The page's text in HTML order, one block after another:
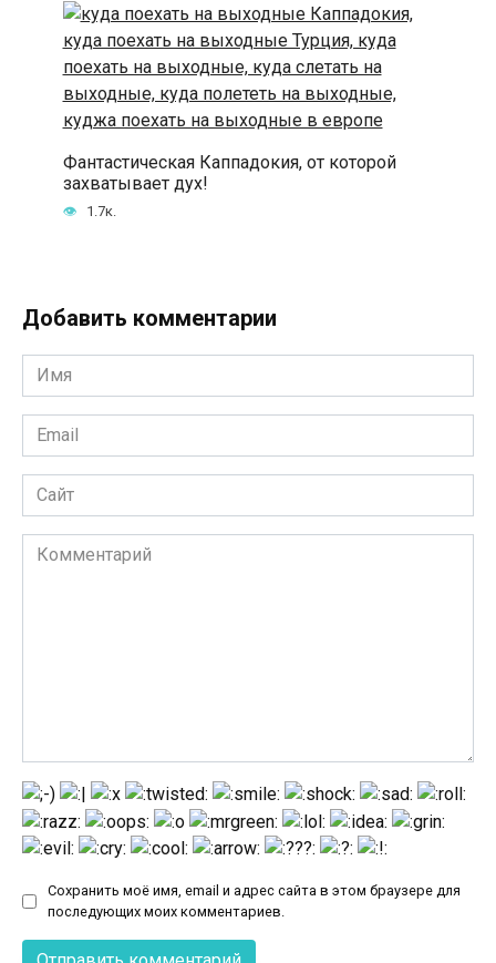
Фантастическая Каппадокия, от которой
захватывает дух!
1.7к.
Добавить комментарии
Имя
*
Email
*
Сайт
Комментарий
Сохранить моё имя, email и адрес сайта в этом браузере для
последующих моих комментариев.